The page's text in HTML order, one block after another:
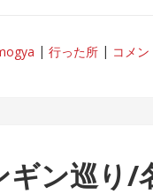
行った所 コメン
ギン巡り/